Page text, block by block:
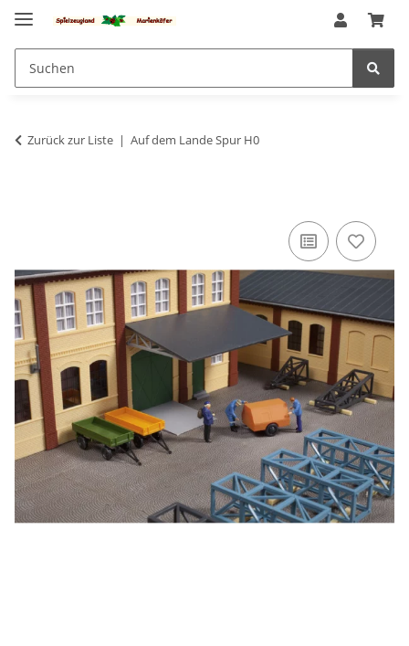
Zurück zur Liste Auf dem Lande Spur H0